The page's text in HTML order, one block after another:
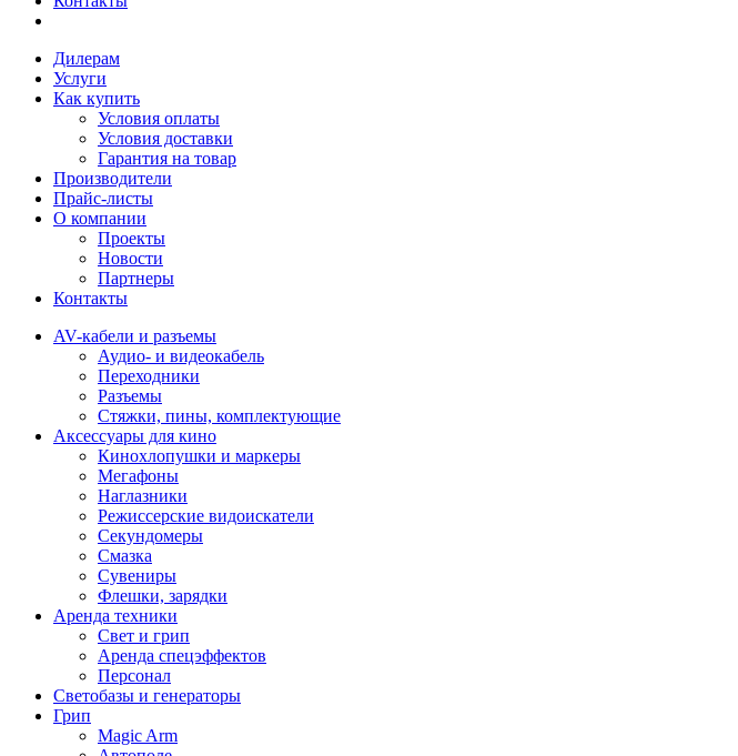
Дилерам
Услуги
Как купить
Условия оплаты
Условия доставки
Гарантия на товар
Производители
Прайс-листы
О компании
Проекты
Новости
Партнеры
Контакты
AV-кабели и разъемы
Аудио- и видеокабель
Переходники
Разъемы
Стяжки, пины, комплектующие
Аксессуары для кино
Кинохлопушки и маркеры
Мегафоны
Наглазники
Режиссерские видоискатели
Секундомеры
Смазка
Сувениры
Флешки, зарядки
Аренда техники
Свет и грип
Аренда спецэффектов
Персонал
Светобазы и генераторы
Грип
Magic Arm